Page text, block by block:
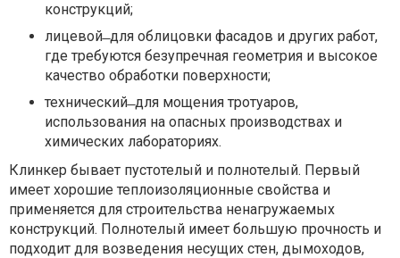
конструкций;
лицевой ̶ для облицовки фасадов и других работ,
где требуются безупречная геометрия и высокое
качество обработки поверхности;
технический ̶ для мощения тротуаров,
использования на опасных производствах и
химических лабораториях.
Клинкер бывает пустотелый и полнотелый. Первый
имеет хорошие теплоизоляционные свойства и
применяется для строительства ненагружаемых
конструкций. Полнотелый имеет большую прочность и
подходит для возведения несущих стен, дымоходов,